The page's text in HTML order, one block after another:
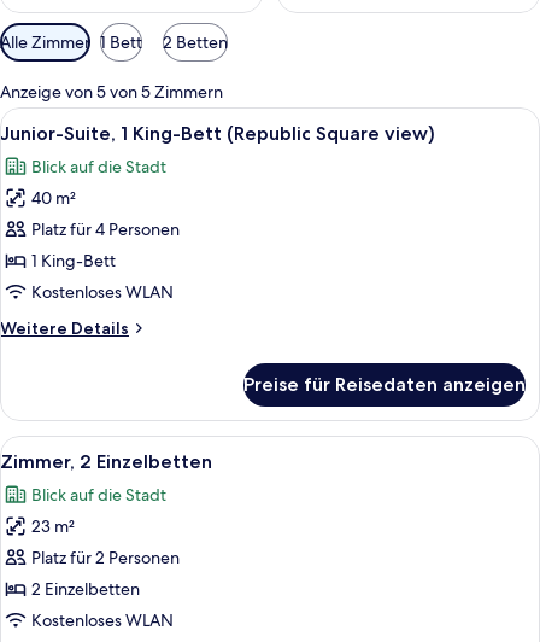
Verfügbare
Filter
für
Zimmer
Alle Zimmer 1 Bett 2 Betten
Anzeige von 5 von 5 Zimmern
Alle
Fotos
für
Junior-
Suite,
1 King-
Bett
Square
Ein Hotelzimmer mit einem Bett,
8
Junior-Suite, 1 King-Bett (Republic Square view)
Blick auf die Stadt
40 m²
Platz für 4 Personen
1 King-Bett
Kostenloses WLAN
Weitere Details
Weitere
Suite,
1 King-
Bett
Square
view)
Preise für Reisedaten anzeigen
Alle
Fotos
für
Zimmer,
2 Einzelbetten
anzeigen
Ein Hotelzimmer mit einem
8
Zimmer, 2 Einzelbetten
Blick auf die Stadt
23 m²
Platz für 2 Personen
2 Einzelbetten
Kostenloses WLAN